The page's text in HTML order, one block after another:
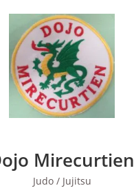
Mirecurtien
Judo / Jujitsu